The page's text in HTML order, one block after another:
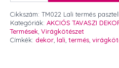
45
gr
mennyiség
Cikkszám: TM022 Lali termés
Kategóriák: AKCIÓS TAVASZI
Termések Virágkötészet
Címkék: dekor lali termés